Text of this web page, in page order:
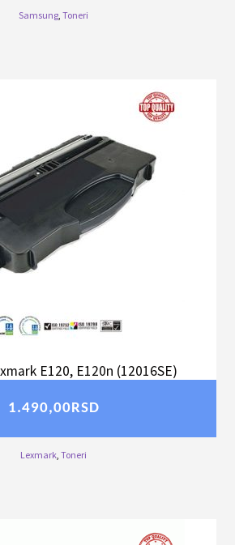
Samsung, Toneri
E120, E120n (12016SE)
1.490,00RSD
Lexmark, Toneri